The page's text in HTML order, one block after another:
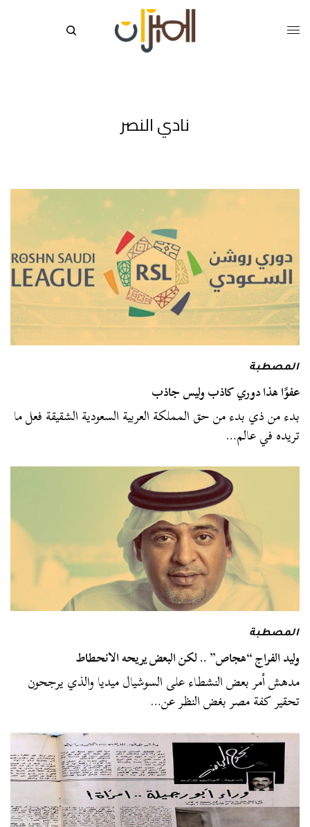
نادي النصر
المصطبة
عفوًا هذا دوري كاذب وليس جاذب
بدء من ذي بدء من حق المملكة العربية السعودية الشقيقة فعل ما
تريده في عالم…
المصطبة
وليد الفراج “هجاص” .. لكن البعض يريحه الانحطاط
مدهش أمر بعض النشطاء على السوشيال ميديا والذي يرجحون
تحقير كفة مصر بغض النظر عن…